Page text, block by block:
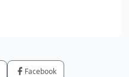
Facebook